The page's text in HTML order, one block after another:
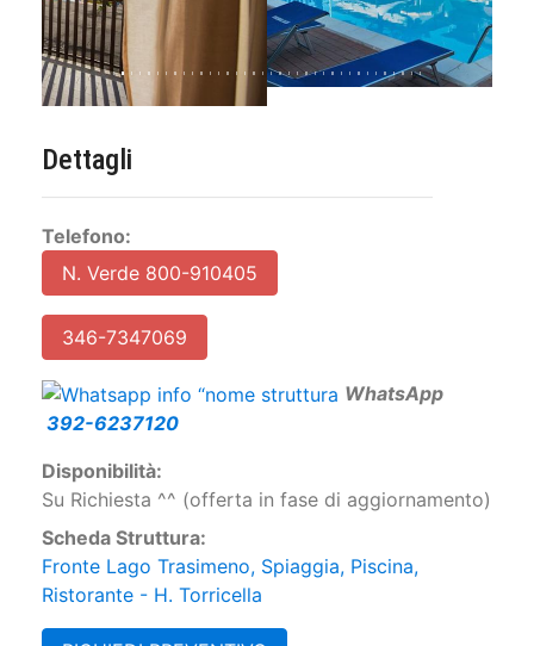
Dettagli
N. Verde 800-910405
346-7347069
392-6237120
Su Richiesta ^^ (offerta in fase di aggiornamento)
Fronte Lago Trasimeno, Spiaggia, Piscina,
Ristorante - H. Torricella
RICHIEDI PREVENTIVO